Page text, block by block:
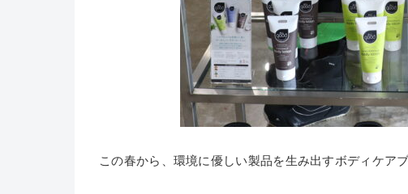
この春から、環境に優しい製品を生み出すボディケア